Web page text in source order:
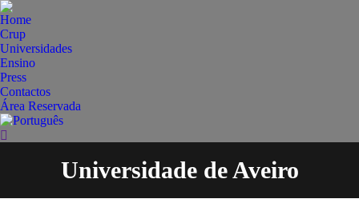
Home
Crup
Universidades
Ensino
Press
Contactos
Área Reservada
Search:
Universidade de Aveiro
You are here: